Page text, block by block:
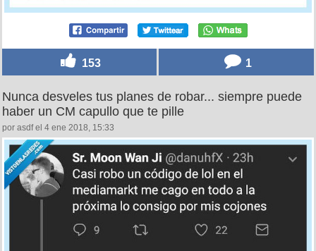
153 1
Nunca desveles tus planes de robar... siempre puede
haber un CM capullo que te pille
por asdf el 4 ene 2018, 15:33